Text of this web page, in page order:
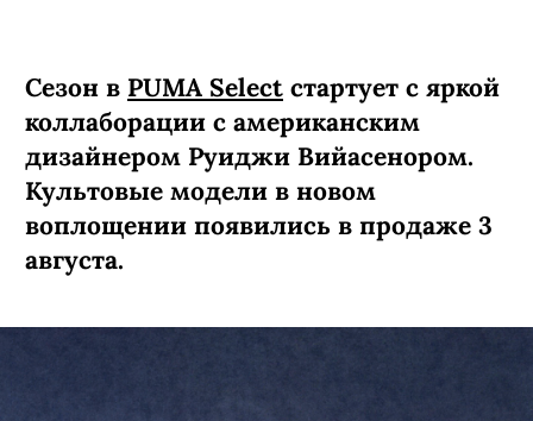
Сезон в PUMA Select стартует с яркой
коллаборации с американским
дизайнером Руиджи Вийасенором.
Культовые модели в новом
воплощении появились в продаже 3
августа.